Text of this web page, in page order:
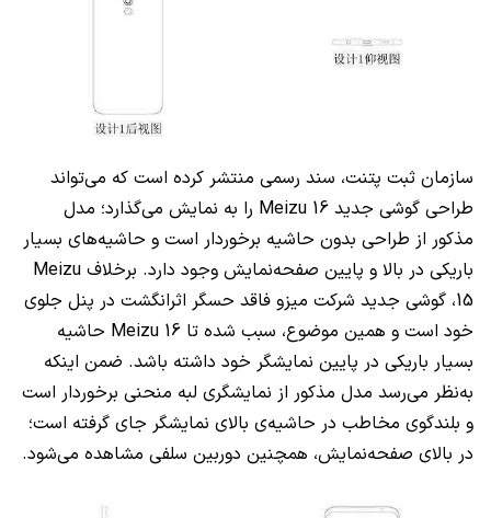
سازمان ثبت پتنت، سند رسمی منتشر کرده است که می‌تواند
طراحی گوشی جدید Meizu 16 را به نمایش می‌گذارد؛ مدل
مذکور از طراحی بدون حاشیه برخوردار است و حاشیه‌های بسیار
باریکی در بالا و پایین صفحه‌نمایش وجود دارد. برخلاف Meizu
15، گوشی جدید شرکت میزو فاقد حسگر اثرانگشت در پنل جلوی
خود است و همین موضوع، سبب شده تا Meizu 16 حاشیه
بسیار باریکی در پایین نمایشگر خود داشته باشد. ضمن اینکه
به‌نظر می‌رسد مدل مذکور از نمایشگری لبه منحنی برخوردار است
و بلندگوی مخاطب در حاشیه‌ی بالای نمایشگر جای گرفته است؛
در بالای صفحه‌نمایش، همچنین دوربین سلفی مشاهده می‌شود.